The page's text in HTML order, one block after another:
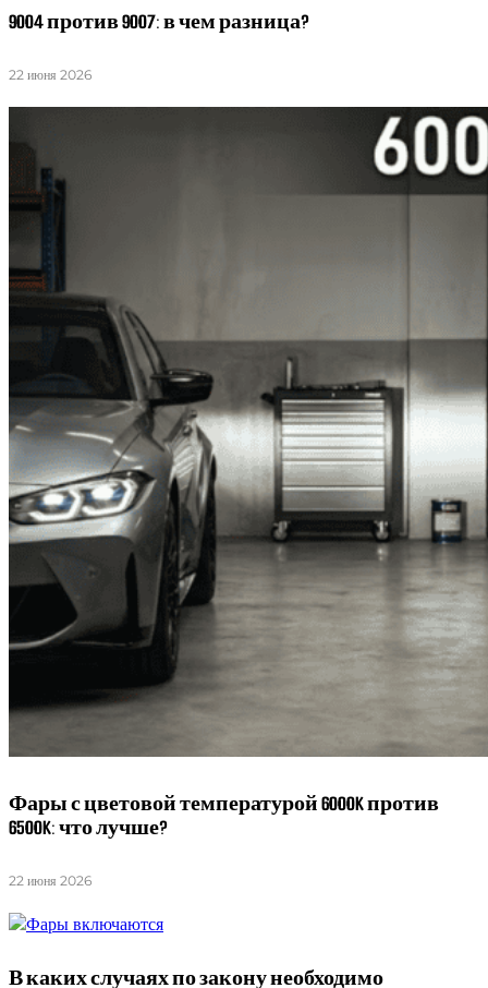
9004 против 9007: в чем разница?
22 июня 2026
Фары с цветовой температурой 6000K против
6500K: что лучше?
22 июня 2026
В каких случаях по закону необходимо